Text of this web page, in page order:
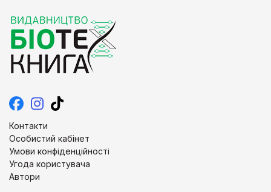
Контакти
Особистий кабінет
Умови конфіденційності
Угода користувача
Автори